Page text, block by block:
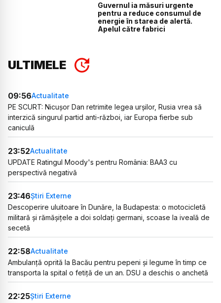
Guvernul ia măsuri urgente
pentru a reduce consumul de
energie în starea de alertă.
Apelul către fabrici
ULTIMELE
09:56Actualitate
PE SCURT: Nicușor Dan retrimite legea urșilor, Rusia vrea să
interzică singurul partid anti-război, iar Europa fierbe sub
caniculă
23:52Actualitate
UPDATE Ratingul Moody's pentru România: BAA3 cu
perspectivă negativă
23:46Știri Externe
Descoperire uluitoare în Dunăre, la Budapesta: o motocicletă
militară și rămășițele a doi soldați germani, scoase la iveală de
secetă
22:58Actualitate
Ambulanță oprită la Bacău pentru pepeni și legume în timp ce
transporta la spital o fetiță de un an. DSU a deschis o anchetă
22:25Știri Externe